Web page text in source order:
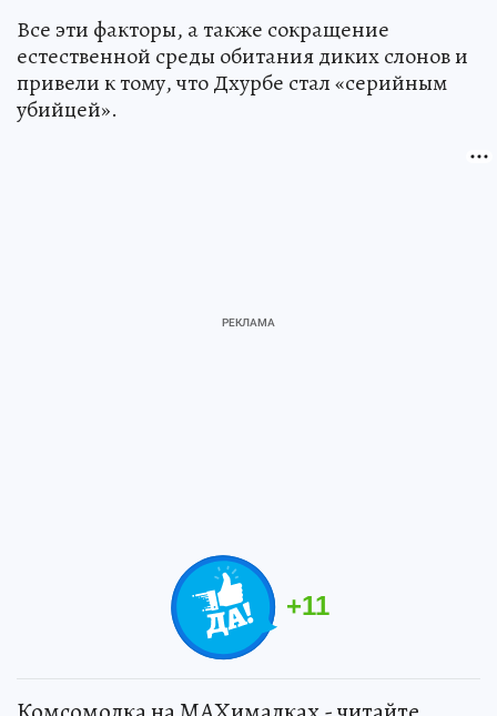
Все эти факторы, а также сокращение
естественной среды обитания диких слонов и
привели к тому, что Дхурбе стал «серийным
убийцей».
+11